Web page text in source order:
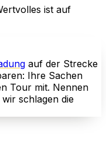
ist auf
auf der Strecke
Ihre Sachen
Tour mit. Nennen
schlagen die